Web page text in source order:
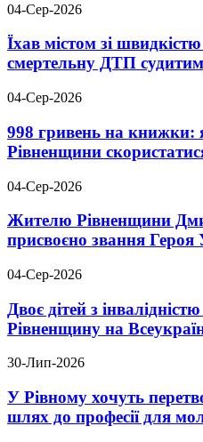
04-Сер-2026
Їхав містом зі
смертельну ДТП
04-Сер-2026
998 гривень на книжки:
Рівненщини
04-Сер-2026
Жителю Рівненщини
присвоєно звання Героя
04-Сер-2026
Двоє дітей з
Рівненщину на
30-Лип-2026
У Рівному хочуть
шлях до професії для